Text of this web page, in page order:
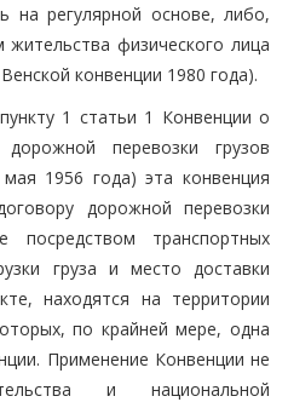
на регулярной основе, либо,
физического лица
конвенции 1980 года).
1 статьи 1 Конвенции о
перевозки грузов
1956 года) эта конвенция
дорожной перевозки
посредством транспортных
груза и место доставки
находятся на территории
по крайней мере, одна
Применение Конвенции не
и национальной